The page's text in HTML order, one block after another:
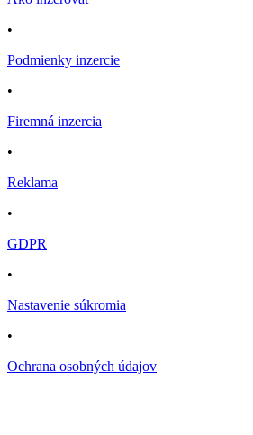
•
Podmienky inzercie
•
Firemná inzercia
•
Reklama
•
GDPR
•
Nastavenie súkromia
•
Ochrana osobných údajov